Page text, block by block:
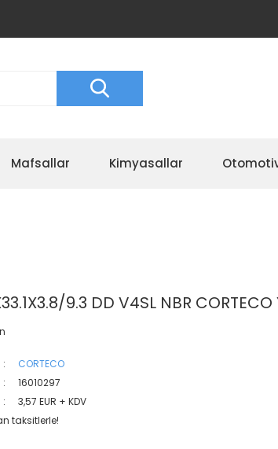
Mafsallar Kimyasallar
9.3 DD V4SL NBR CORTECO
CORTECO
16010297
3,57 EUR + KDV
taksitlerle!